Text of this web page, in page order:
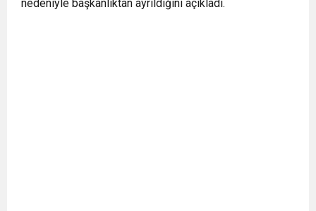
nedeniyle başkanlıktan ayrıldığını açıkladı.